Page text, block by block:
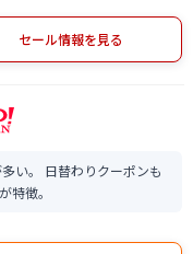
セール情報を見る
い。 日替わりクーポンも
特徴。